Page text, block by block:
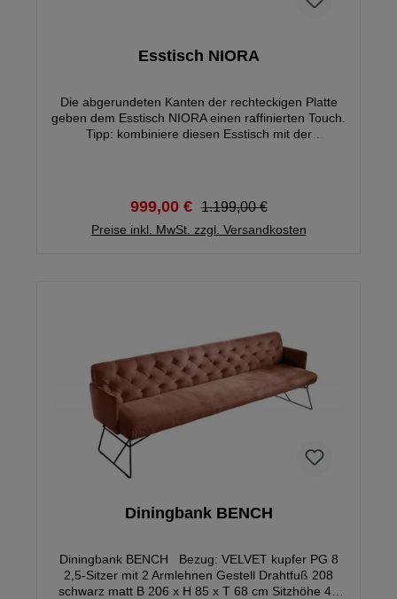
Esstisch NIORA
Die abgerundeten Kanten der rechteckigen Platte
geben dem Esstisch NIORA einen raffinierten Touch.
Tipp: kombiniere diesen Esstisch mit der
999,00 € 1.199,00 €
Preise inkl. MwSt. zzgl. Versandkosten
Diningbank BENCH
Diningbank BENCH Bezug: VELVET kupfer PG 8
2,5-Sitzer mit 2 Armlehnen Gestell Drahtfuß 208
schwarz matt B 206 x H 85 x T 68 cm Sitzhöhe 49